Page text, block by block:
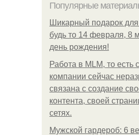
Популярные
Шикарный подарок
будь то 14 февраля, 8
день рождения!
Работа в MLM, то есть
компании сейчас
связана с создание
контента, своей
сетях.
Мужской гардероб: 6